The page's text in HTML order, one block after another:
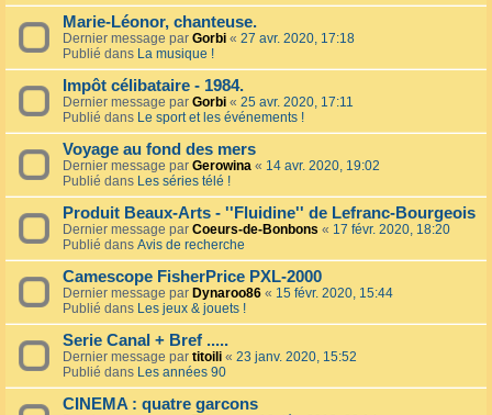
Marie-Léonor, chanteuse.
Dernier message par Gorbi « 27 avr. 2020, 17:18
Publié dans La musique !
Impôt célibataire - 1984.
Dernier message par Gorbi « 25 avr. 2020, 17:11
Publié dans Le sport et les événements !
Voyage au fond des mers
Dernier message par Gerowina « 14 avr. 2020, 19:02
Publié dans Les séries télé !
Produit Beaux-Arts - ''Fluidine'' de Lefranc-Bourgeois
Dernier message par Coeurs-de-Bonbons « 17 févr. 2020, 18:20
Publié dans Avis de recherche
Camescope FisherPrice PXL-2000
Dernier message par Dynaroo86 « 15 févr. 2020, 15:44
Publié dans Les jeux & jouets !
Serie Canal + Bref .....
Dernier message par titoili « 23 janv. 2020, 15:52
Publié dans Les années 90
CINEMA : quatre garcons